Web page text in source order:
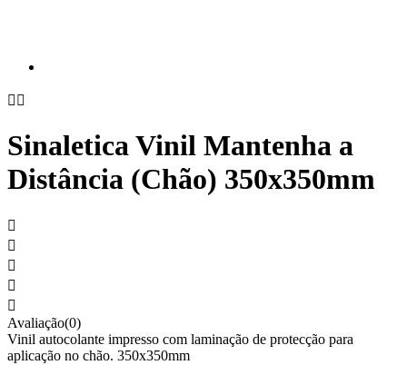
 
Sinaletica Vinil Mantenha a
Distância (Chão) 350x350mm





Avaliação(0)
Vinil autocolante impresso com laminação de protecção para
aplicação no chão. 350x350mm